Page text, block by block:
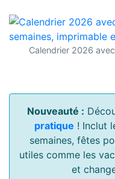
Calendrier 2026
Nouveauté :
pratique ! Inclut
semaines, fêtes
utiles comme les
et